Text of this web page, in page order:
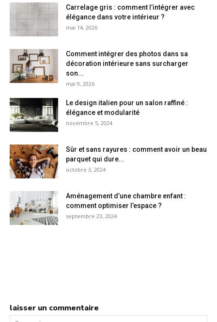
Carrelage gris : comment l’intégrer avec
élégance dans votre intérieur ?
mai 14, 2026
Comment intégrer des photos dans sa
décoration intérieure sans surcharger
son...
mai 9, 2026
Le design italien pour un salon raffiné :
élégance et modularité
novembre 5, 2024
Sûr et sans rayures : comment avoir un beau
parquet qui dure...
octobre 3, 2024
Aménagement d’une chambre enfant :
comment optimiser l’espace ?
septembre 23, 2024
laisser un commentaire